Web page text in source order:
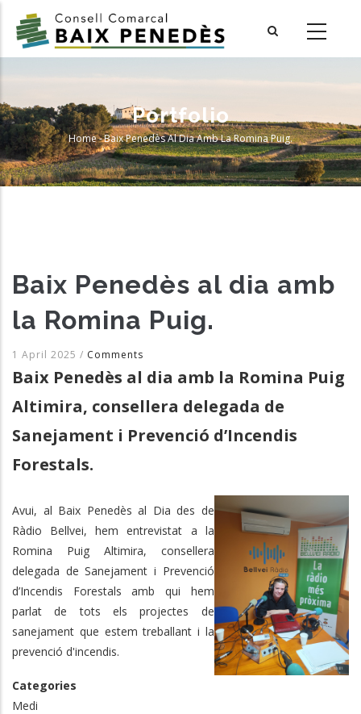
main
Portfolio
Breadcrumb
Home-Baix Penedès Al Dia Amb La Romina Puig.
Baix Penedès al dia amb
la Romina Puig.
1 April 2025 / Comments
Baix Penedès al dia amb la Romina Puig
Altimira, consellera delegada de
Sanejament i Prevenció d’Incendis
Forestals.
Avui, al Baix Penedès al Dia des de
Ràdio Bellvei, hem entrevistat a la
Romina Puig Altimira, consellera
delegada de Sanejament i Prevenció
d’Incendis Forestals amb qui hem
parlat de tots els projectes de
sanejament que estem treballant i la
prevenció d'incendis.
Categories
Medi